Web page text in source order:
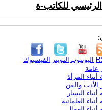
الرئيسي للكاتب-ة
الفيسبوك التويتر اليوتيوب
عامة
أنباء المرأة
الأدب والفن
أنباء اليسار
أنباء العلمانية